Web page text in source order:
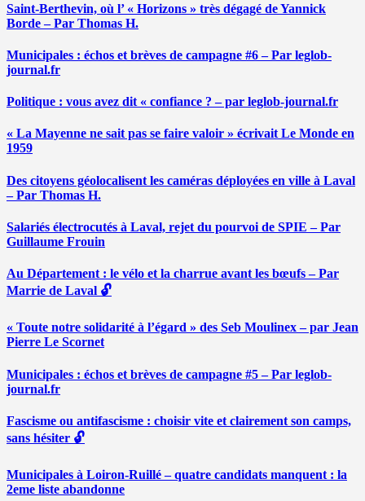
Saint-Berthevin, où l’ « Horizons » très dégagé de Yannick
Borde – Par Thomas H.
Municipales : échos et brèves de campagne #6 – Par leglob-
journal.fr
Politique : vous avez dit « confiance ? – par leglob-journal.fr
« La Mayenne ne sait pas se faire valoir » écrivait Le Monde en
1959
Des citoyens géolocalisent les caméras déployées en ville à Laval
– Par Thomas H.
Salariés électrocutés à Laval, rejet du pourvoi de SPIE – Par
Guillaume Frouin
Au Département : le vélo et la charrue avant les bœufs – Par
Marrie de Laval 🔓
« Toute notre solidarité à l’égard » des Seb Moulinex – par Jean
Pierre Le Scornet
Municipales : échos et brèves de campagne #5 – Par leglob-
journal.fr
Fascisme ou antifascisme : choisir vite et clairement son camps,
sans hésiter 🔓
Municipales à Loiron-Ruillé – quatre candidats manquent : la
2eme liste abandonne